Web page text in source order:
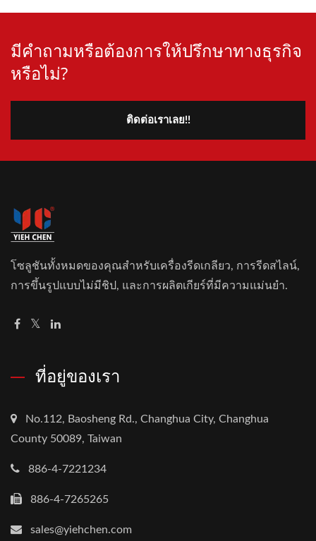
มีคำถามหรือต้องการให้ปรึกษาทางธุรกิจ
หรือไม่?
ติดต่อเราเลย!!
โซลูชันทั้งหมดของคุณสำหรับเครื่องรีดเกลียว, การรีดสไลน์,
การขึ้นรูปแบบไม่มีชิป, และการผลิตเกียร์ที่มีความแม่นยำ.
ที่อยู่ของเรา
No.112, Baosheng Rd., Changhua City, Changhua
County 50089, Taiwan
886-4-7221234
886-4-7265265
sales@yiehchen.com